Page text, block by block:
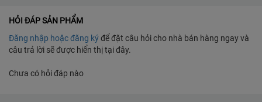
cốt cách sang trọng và khác biệt.
Giá trị tuyệt vời cho Sức khỏe & Tinh thần:
HỎI ĐÁP SẢN PHẨM
Đăng nhập hoặc đăng kýđể đặt câu hỏi cho nhà bán hàng ngay và
câu trả lời sẽ được hiển thị tại đây.
Chưa có hỏi đáp nào